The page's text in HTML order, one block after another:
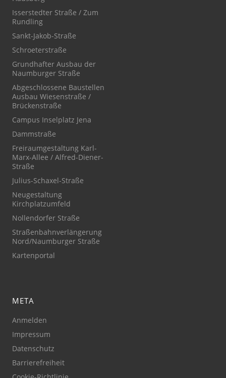
Isserstedter Straße / Zum
Rundling
Sankt-Jakob-Straße
Schroeterstraße
Grundhafter Ausbau der
Naumburger Straße
Abgeschlossene Baustellen
Ausbau Wiesenstraße /
Brückenstraße
Campus Inselplatz Jena
Dammstraße
Freiraumgestaltung Karl-
Marx-Allee / Alfred-Diener-
Straße
Julius-Schaxel-Straße
Neugestaltung
Kirchplatzumfeld
Nollendorfer Straße
Straßenbahnverlängerung
Nord/Naumburger Straße
Kartenportal
META
Anmelden
Impressum
Datenschutz
Barrierefreiheit